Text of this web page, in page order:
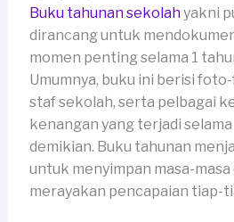
Buku tahunan sekolahyakni
dirancang untuk
momen penting selama 1
Umumnya, buku ini berisi
staf sekolah, serta pelbagai
kenangan yang terjadi
demikian. Buku tahunan
untuk menyimpan masa-masa
merayakan pencapaian tiap-